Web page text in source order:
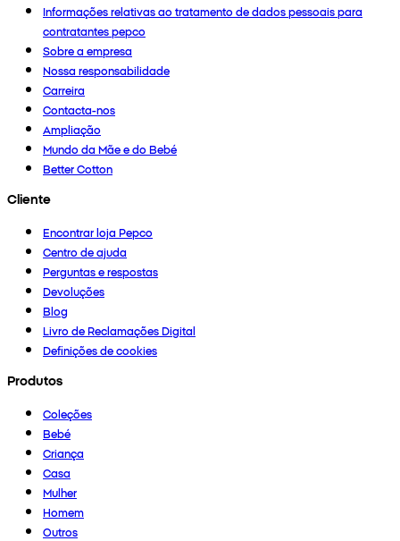
Informações relativas ao tratamento de dados pessoais para
contratantes pepco
Sobre a empresa
Nossa responsabilidade
Carreira
Contacta-nos
Ampliação
Mundo da Mãe e do Bebé
Better Cotton
Cliente
Encontrar loja Pepco
Centro de ajuda
Perguntas e respostas
Devoluções
Blog
Livro de Reclamações Digital
Definições de cookies
Produtos
Coleções
Bebé
Criança
Casa
Mulher
Homem
Outros